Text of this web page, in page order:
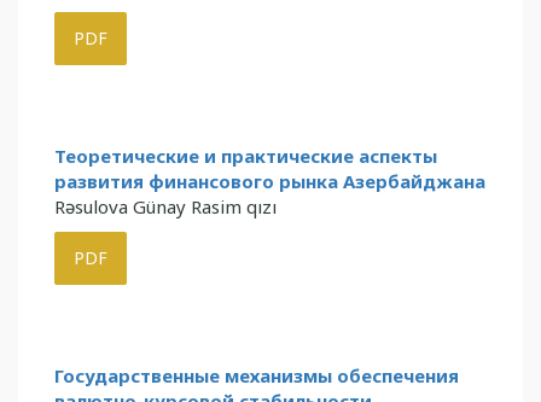
PDF
Теоретические и практические аспекты
развития финансового рынка Азербайджана
Rəsulova Günay Rasim qızı
PDF
Государственные механизмы обеспечения